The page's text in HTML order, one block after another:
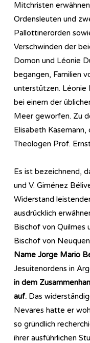
Mitchristen
Ordensleuten und
Pallottinerorden
Verschwinden der
Domon und Léonie
begangen, Familien
unterstützen. Léonie
bei einem der
Meer geworfen. Zu
Elisabeth
Theologen Prof.
Es ist bezeichnend,
und V. Giménez
Widerstand
ausdrücklich
Bischof von Quilmes
Bischof von
Name Jorge Mario
Jesuitenordens in
in dem
auf. Das
Nevares hatte er
so gründlich
ihrer ausführlichen